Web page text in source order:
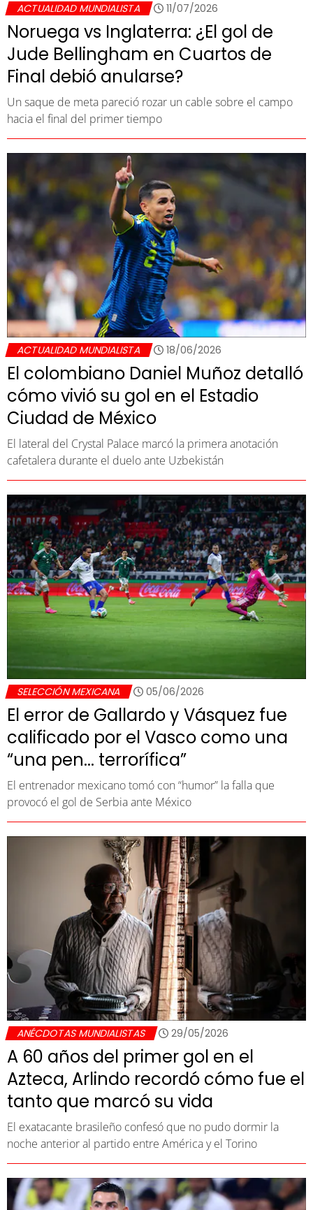
ACTUALIDAD MUNDIALISTA 11/07/2026
Noruega vs Inglaterra: ¿El gol de
Jude Bellingham en Cuartos de
Final debió anularse?
Un saque de meta pareció rozar un cable sobre el campo
hacia el final del primer tiempo
ACTUALIDAD MUNDIALISTA 18/06/2026
El colombiano Daniel Muñoz detalló
cómo vivió su gol en el Estadio
Ciudad de México
El lateral del Crystal Palace marcó la primera anotación
cafetalera durante el duelo ante Uzbekistán
SELECCIÓN MEXICANA 05/06/2026
El error de Gallardo y Vásquez fue
calificado por el Vasco como una
“una pen... terrorífica”
El entrenador mexicano tomó con “humor” la falla que
provocó el gol de Serbia ante México
ANÉCDOTAS MUNDIALISTAS 29/05/2026
A 60 años del primer gol en el
Azteca, Arlindo recordó cómo fue el
tanto que marcó su vida
El exatacante brasileño confesó que no pudo dormir la
noche anterior al partido entre América y el Torino